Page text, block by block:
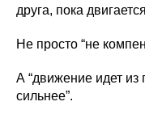
друга, пока
Не просто “не
А “движение идет из
сильнее”.